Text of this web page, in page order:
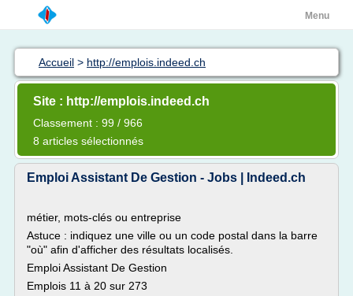
Menu
Accueil > http://emplois.indeed.ch
Site : http://emplois.indeed.ch
Classement : 99 / 966
8 articles sélectionnés
Emploi Assistant De Gestion - Jobs | Indeed.ch
métier, mots-clés ou entreprise
Astuce : indiquez une ville ou un code postal dans la barre
"où" afin d'afficher des résultats localisés.
Emploi Assistant De Gestion
Emplois 11 à 20 sur 273